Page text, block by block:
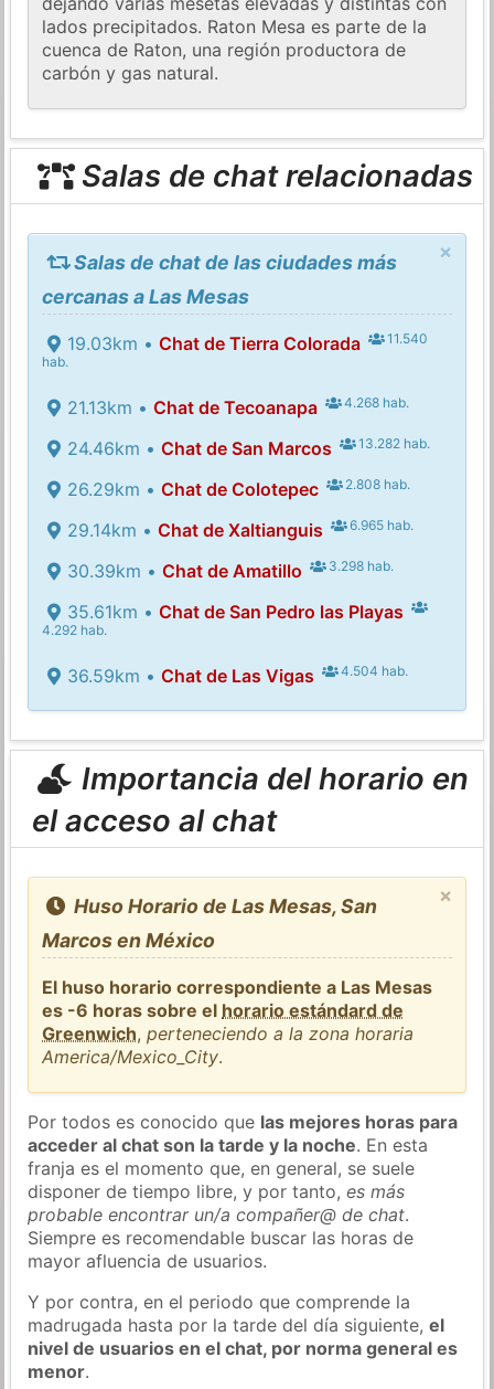
lados precipitados. Raton Mesa es parte de la
cuenca de Raton, una región productora de
carbón y gas natural.
Salas de chat relacionadas
×
Salas de chat de las ciudades más
cercanas a Las Mesas
19.03km • Chat de Tierra Colorada
11.540
hab.
21.13km • Chat de Tecoanapa 4.268 hab.
24.46km • Chat de San Marcos 13.282 hab.
26.29km • Chat de Colotepec 2.808 hab.
29.14km • Chat de Xaltianguis 6.965 hab.
30.39km • Chat de Amatillo 3.298 hab.
35.61km • Chat de San Pedro las Playas
4.292 hab.
36.59km • Chat de Las Vigas 4.504 hab.
Importancia del horario en
el acceso al chat
×
Huso Horario de Las Mesas, San
Marcos en México
El huso horario correspondiente a Las Mesas
es -6 horas sobre el horario estándard de
Greenwich,perteneciendo a la zona horaria
America/Mexico_City.
Por todos es conocido que las mejores horas para
acceder al chat son la tarde y la noche. En esta
franja es el momento que, en general, se suele
disponer de tiempo libre, y por tanto,es más
probable encontrar un/a compañer@ de chat.
Siempre es recomendable buscar las horas de
mayor afluencia de usuarios.
Y por contra, en el periodo que comprende la
madrugada hasta por la tarde del día siguiente,el
nivel de usuarios en el chat, por norma general es
menor.